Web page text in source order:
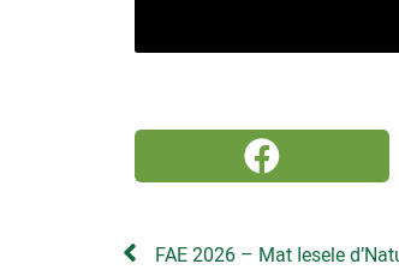
FAE 2026 – Mat Iesele